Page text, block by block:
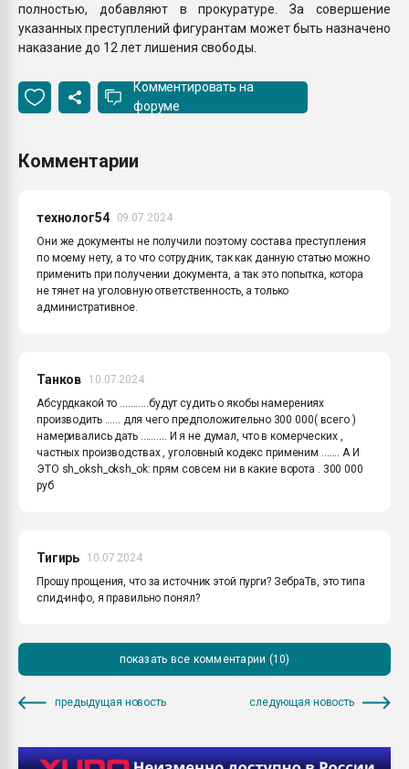
полностью, добавляют в прокуратуре. За совершение
указанных преступлений фигурантам может быть назначено
наказание до 12 лет лишения свободы.
Комментировать на
форуме
Комментарии
технолог54
09.07.2024
Они же документы не получили поэтому состава преступления
по моему нету, а то что сотрудник, так как данную статью можно
применить при получении документа, а так это попытка, котора
не тянет на уголовную ответственность, а только
административное.
Танков
10.07.2024
Абсурдкакой то ...........будут судить о якобы намерениях
производить ...... для чего предположительно 300 000( всего )
намеривались дать .......... И я не думал, что в комерческих ,
частных производствах , уголовный кодекс применим ....... А И
ЭТО sh_oksh_oksh_ok: прям совсем ни в какие ворота . 300 000
руб
Тигирь
10.07.2024
Прошу прощения, что за источник этой пурги? ЗебраТв, это типа
спид-инфо, я правильно понял?
показать все комментарии (10)
предыдущая новость следующая новость